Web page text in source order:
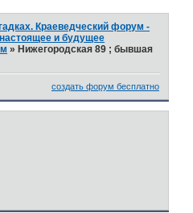
Краеведческий форум -
и будущее
» Нижегородская 89 ; бывшая
создать форум бесплатно